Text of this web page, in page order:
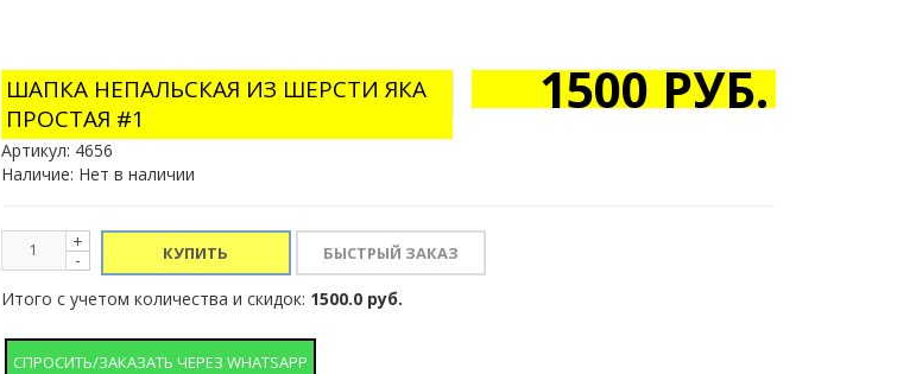
ШАПКА НЕПАЛЬСКАЯ ИЗ ШЕРСТИ ЯКА
ПРОСТАЯ #1
Артикул: 4656
Наличие: Нет в наличии
1500 РУБ.
+
- КУПИТЬ
Итого с учетом количества и скидок: 1500.0 руб.
СПРОСИТЬ/ЗАКАЗАТЬ ЧЕРЕЗ WHATSAPP